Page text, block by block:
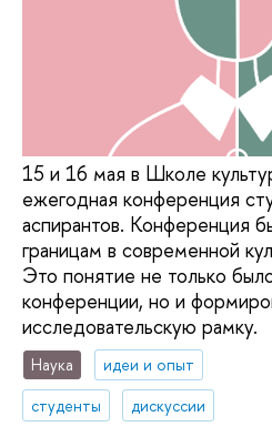
15 и 16 мая в Школе
ежегодная конференция
аспирантов. Конференция
границам в современной
Это понятие не только
конференции, но и
исследовательскую рамку.
Наука
идеи и опыт
студенты
дискуссии